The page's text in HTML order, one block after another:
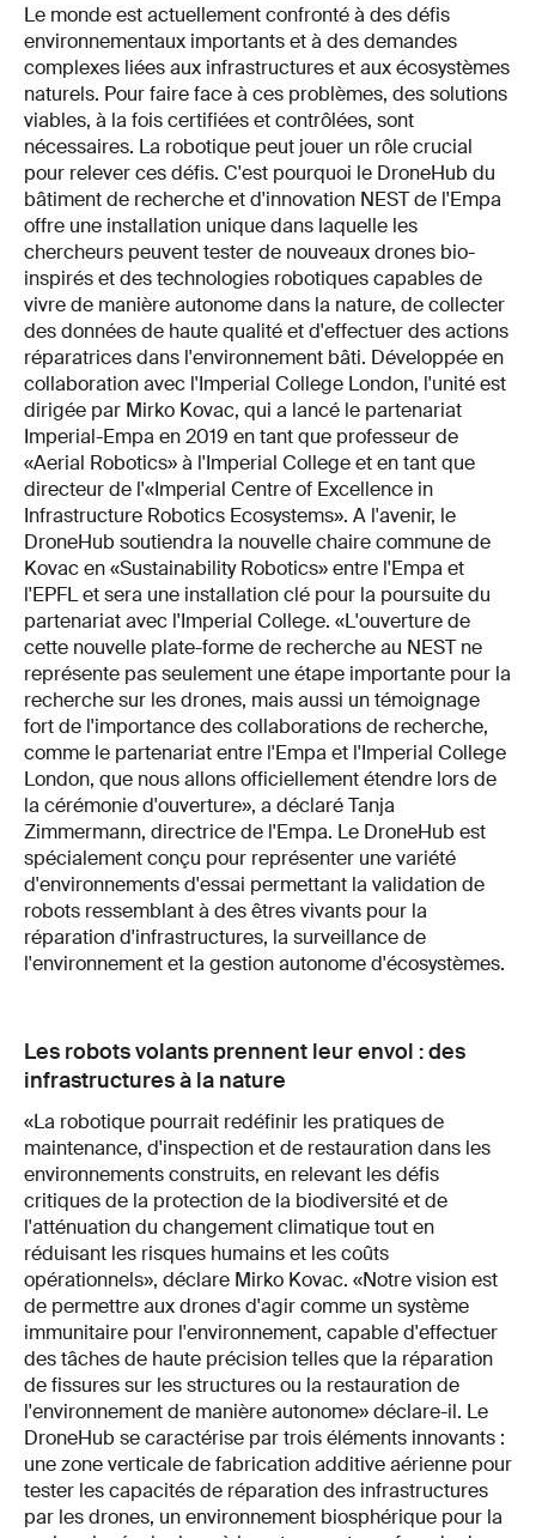
Le monde est actuellement confronté à des défis
environnementaux importants et à des demandes
complexes liées aux infrastructures et aux écosystèmes
naturels. Pour faire face à ces problèmes, des solutions
viables, à la fois certifiées et contrôlées, sont
nécessaires. La robotique peut jouer un rôle crucial
pour relever ces défis. C'est pourquoi le DroneHub du
bâtiment de recherche et d'innovation NEST de l'Empa
offre une installation unique dans laquelle les
chercheurs peuvent tester de nouveaux drones bio-
inspirés et des technologies robotiques capables de
vivre de manière autonome dans la nature, de collecter
des données de haute qualité et d'effectuer des actions
réparatrices dans l'environnement bâti. Développée en
collaboration avec l'Imperial College London, l'unité est
dirigée par Mirko Kovac, qui a lancé le partenariat
Imperial-Empa en 2019 en tant que professeur de
«Aerial Robotics» à l'Imperial College et en tant que
directeur de l'«Imperial Centre of Excellence in
Infrastructure Robotics Ecosystems». A l'avenir, le
DroneHub soutiendra la nouvelle chaire commune de
Kovac en «Sustainability Robotics» entre l'Empa et
l'EPFL et sera une installation clé pour la poursuite du
partenariat avec l'Imperial College. «L'ouverture de
cette nouvelle plate-forme de recherche au NEST ne
représente pas seulement une étape importante pour la
recherche sur les drones, mais aussi un témoignage
fort de l'importance des collaborations de recherche,
comme le partenariat entre l'Empa et l'Imperial College
London, que nous allons officiellement étendre lors de
la cérémonie d'ouverture», a déclaré Tanja
Zimmermann, directrice de l'Empa. Le DroneHub est
spécialement conçu pour représenter une variété
d'environnements d'essai permettant la validation de
robots ressemblant à des êtres vivants pour la
réparation d'infrastructures, la surveillance de
l'environnement et la gestion autonome d'écosystèmes.
Les robots volants prennent leur envol : des
infrastructures à la nature
«La robotique pourrait redéfinir les pratiques de
maintenance, d'inspection et de restauration dans les
environnements construits, en relevant les défis
critiques de la protection de la biodiversité et de
l'atténuation du changement climatique tout en
réduisant les risques humains et les coûts
opérationnels», déclare Mirko Kovac. «Notre vision est
de permettre aux drones d'agir comme un système
immunitaire pour l'environnement, capable d'effectuer
des tâches de haute précision telles que la réparation
de fissures sur les structures ou la restauration de
l'environnement de manière autonome» déclare-il. Le
DroneHub se caractérise par trois éléments innovants :
une zone verticale de fabrication additive aérienne pour
tester les capacités de réparation des infrastructures
par les drones, un environnement biosphérique pour la